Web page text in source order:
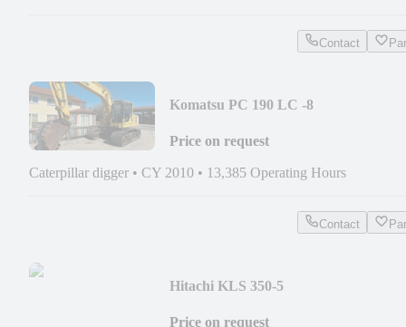
Contact
Komatsu PC 190 LC -8
Price on request
Caterpillar digger • CY 2010 • 13,385 Operating Hours
Contact
Hitachi KLS 350-5
Price on request